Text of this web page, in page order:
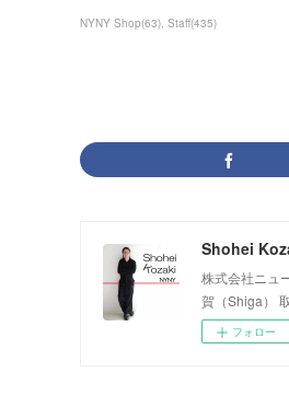
NYNY Shop(63) Staff(435)
Shohei
株式会社ニュ
賀（Shiga）
フォロー